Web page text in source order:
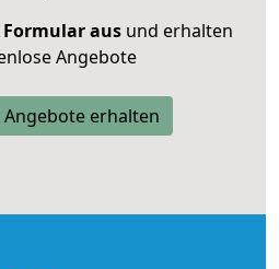
ausund erhalten
Angebote
Angebote erhalten